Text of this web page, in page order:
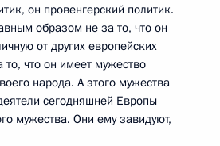
он провенгерский политик.
образом не за то, что он
от других европейских
что он имеет мужество
народа. А этого мужества
сегодняшней Европы
мужества. Они ему завидуют,